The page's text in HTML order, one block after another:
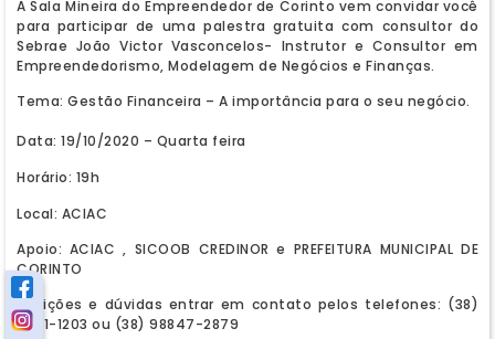
A Sala Mineira do Empreendedor de Corinto vem convidar você
para participar de uma palestra gratuita com consultor do
Sebrae João Victor Vasconcelos- Instrutor e Consultor em
Empreendedorismo, Modelagem de Negócios e Finanças.
Tema: Gestão Financeira – A importância para o seu negócio.
Data: 19/10/2020 – Quarta feira
Horário: 19h
Local: ACIAC
Apoio: ACIAC , SICOOB CREDINOR e PREFEITURA MUNICIPAL DE
CORINTO
Incrições e dúvidas entrar em contato pelos telefones: (38)
3751-1203 ou (38) 98847-2879